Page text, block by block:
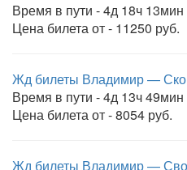
Время в пути - 4д 18ч 13мин
Цена билета от - 11250 руб.
Жд билеты Владимир —
Время в пути - 4д 13ч 49мин
Цена билета от - 8054 руб.
Жд билеты Владимир —